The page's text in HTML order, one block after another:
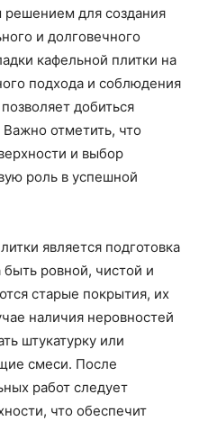
для создания
и долговечного
кафельной плитки на
подхода и соблюдения
добиться
Важно отметить, что
и выбор
роль в успешной
является подготовка
ровной, чистой и
старые покрытия, их
наличия неровностей
штукатурку или
смеси. После
работ следует
что обеспечит